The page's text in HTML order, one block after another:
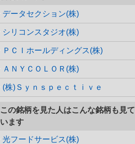
データセクション(株)
シリコンスタジオ(株)
ＰＣＩホールディングス(株)
ＡＮＹＣＯＬＯＲ(株)
(株)Ｓｙｎｓｐｅｃｔｉｖｅ
この銘柄を見た人はこんな銘柄も見て
います
光フードサービス(株)